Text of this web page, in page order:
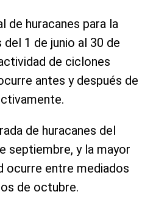
de huracanes para la
1 de junio al 30 de
de ciclones
antes y después de
de huracanes del
septiembre, y la mayor
ocurre entre mediados
de octubre.